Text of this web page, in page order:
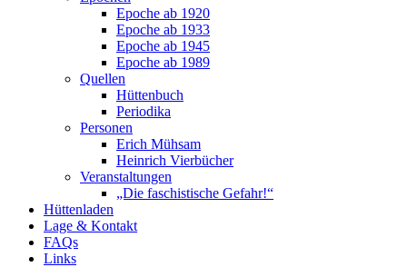
Epoche ab 1920
Epoche ab 1933
Epoche ab 1945
Epoche ab 1989
Quellen
Hüttenbuch
Periodika
Personen
Erich Mühsam
Heinrich Vierbücher
Veranstaltungen
„Die faschistische Gefahr!“
Hüttenladen
Lage & Kontakt
FAQs
Links